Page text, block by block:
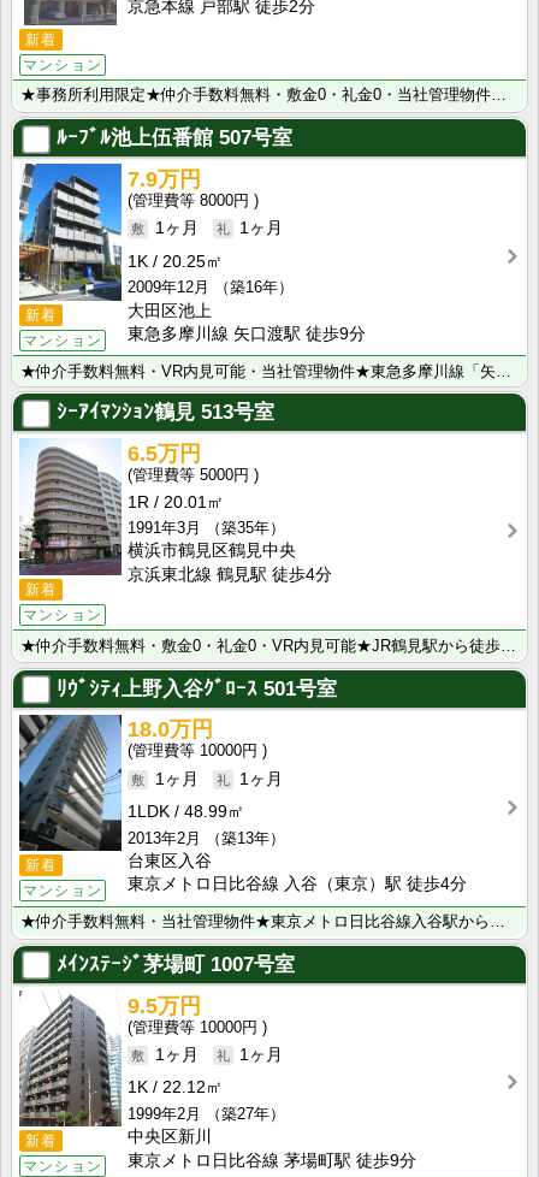
新着
マンション
京急本線 戸部駅 徒歩2分
★事務所利用限定★仲介手数料無料・敷金0・礼金0・当社管理物件！京浜急行線｢戸部｣駅から徒歩2分でア･･･
ﾙｰﾌﾞﾙ池上伍番館 507号室
新着
マンション
7.9万円
8000円
1ヶ月
1ヶ月
1K
20.25㎡
2009年12月
（築16年）
大田区池上
東急多摩川線 矢口渡駅 徒歩9分
ｼｰｱｲﾏﾝｼｮﾝ鶴見 513号室
新着
マンション
6.5万円
5000円
1R
20.01㎡
1991年3月
（築35年）
横浜市鶴見区鶴見中央
京浜東北線 鶴見駅 徒歩4分
ﾘｳﾞｼﾃｨ上野入谷ｸﾞﾛｰｽ 501号室
新着
マンション
18.0万円
10000円
1ヶ月
1ヶ月
1LDK
48.99㎡
2013年2月
（築13年）
台東区入谷
東京メトロ日比谷線 入谷（東京）駅 徒歩4分
★仲介手数料無料・当社管理物件★東京メトロ日比谷線入谷駅から徒歩4分♪つくばエクスプレス浅草駅＆山手･･･
ﾒｲﾝｽﾃｰｼﾞ茅場町1007号室
新着
マンション
9.5万円
10000円
1ヶ月
1ヶ月
1K
22.12㎡
1999年2月
（築27年）
中央区新川
東京メトロ日比谷線 茅場町駅 徒歩9分